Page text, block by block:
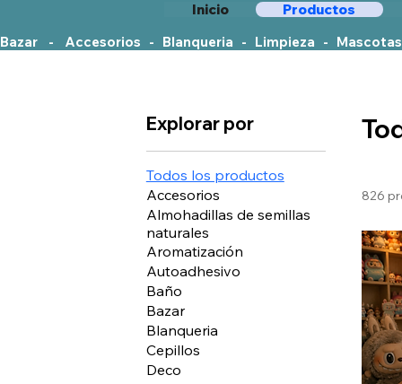
Inicio Productos
Bazar    -    Accesorios   -   Blanqueria   -   Limpieza   -
Explorar por
Todos los productos
Accesorios
Almohadillas de semillas
naturales
Aromatización
Autoadhesivo
Baño
Bazar
Blanqueria
Cepillos
Deco
826